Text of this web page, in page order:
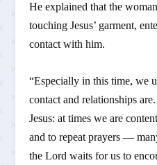
He explained that the
touching Jesus’ garment,
contact with him.
“Especially in this time, we
contact and relationships
Jesus: at times we are
and to repeat prayers —
the Lord waits for us to